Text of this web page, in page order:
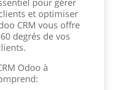
pour gérer
et optimiser
CRM vous offre
degrés de vos
Odoo à